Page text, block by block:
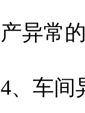
产异常
4、车间